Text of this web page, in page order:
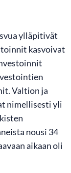
ylläpitivät
kasvoivat
Valtion ja
nimellisesti yli
nousi 34
aikaan oli